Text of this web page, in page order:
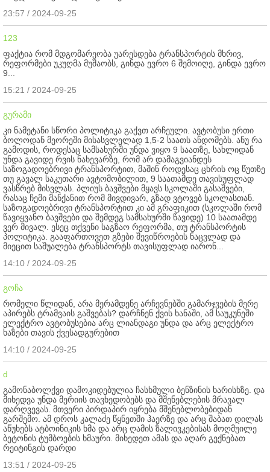
23:57 / 2024-09-25
123
ფაქტია რომ მდგომარეობა უარესდება ტრანსპორტის მხრივ,
რეფორმები უკუღმა მუშაობს, გინდა ევრო 6 შემოიღე, გინდა ევრო
9...
15:21 / 2024-09-25
გურამი
კი ნამეტანი სწორი პოლიტიკა გაქვთ არჩეული. ავტობუსი ერთი
ბოლოდან მეორეში მისასვლელად 1,5-2 საათს ანდომებს. ანუ რა
გამოდის, როდესაც სამსახურში უნდა ვიყო 9 საათზე, სახლიდან
უნდა გავიდე რვის ნახევარზე, რომ არ დამაგვიანდეს
საზოგადოებრივი ტრანსპორტით, მაშინ როდესაც ცხრის ოც წუთზე
თუ გავალ საკუთარი ავტომობილით, 9 საათამდე თავისუფლად
ვასწრებ მისვლას. პლიუს ბავშვები მყავს სკოლაში გასაშვები,
რასაც ჩემი მანქანით რომ მივდივარ, გზად ვტოვებ სკოლასთან.
საზოგადოებრივი ტრანსპორტით კი ამ გრაფიკით (სკოლაში რომ
წავიყვანო ბავშვები და შემდეგ სამსახურში წავიდე) 10 საათამდე
ვერ მივალ. ესეც თქვენი საგზაო რეფორმა, თუ ტრანსპორტის
პოლიტიკა. გააფართოვეთ გზები შევიწროების ნაცვლად და
მიეცით საშუალება ტრანსპორტს თავისუფლად იარონ...
14:10 / 2024-09-25
გოჩა
რომელი წლიდან, არა მერამდენე არჩევნებში გამარჯვების მერე
აპირებს ტრამვაის გაშვებას? დარჩნენ ქვის ხანაში, ამ საუკუნეში
ელექტრო ავტობუსებია არც ლიანდაგი უნდა და არც ელექტრო
ხაზები თავის ქვესადგურებით
14:10 / 2024-09-25
d
გამონაბოლქვი დამოკიდებულია ჩასხმული ბენზინის ხარისხზე. და
მიხედვა უნდა მერიის თავხედობებს და მშენებლების მრავალ
დარღვევას. მთვერი პირდაპირ იყრება მშენებლობებიდან
გარშემო. ამ დროს კალაძე წყნეთში ჰაერზე და არც შაბათ დილას
აწუხებს ატბოინიკის ხმა და არც ღამის ზალივკებისას მოღმუილე
ბეტონის ტუმბოების ხმაური. მიხედეთ ამას და აღარ გექნებათ
რეიტინგის დარდი
13:51 / 2024-09-25